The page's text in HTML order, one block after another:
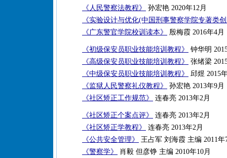
《人民警察法教程》
孙宏艳 2020年12月
《实验设计与优化(中国刑事警察学院专著类
《广东警官学院校训读本》
殷梅霞 2016年4月
《初级保安员职业技能培训教程》
钟华明
《高级保安员职业技能培训教程》
张绪梁
《中级保安员职业技能培训教程》
邱煜 2015
《监狱人民警察礼仪教程》
孙宏艳 2013年9月
《社区矫正工作规范》
连春亮 2013年2月
《社区矫正个案点评》
连春亮 2013年2月
《社区矫正学教程》
连春亮 2013年2月
《公共安全管理》
王占军 刘海霞 主编 2011年
《警察学》
肖毅 但彦铮 主编 2010年10月